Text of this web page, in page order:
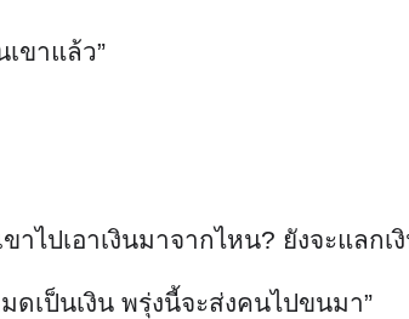
าไปเอาเงินมาจากไหน? ยังจะแลก
เป็นเงิน พรุ่งนี้จะส่งคนไปขนมา”